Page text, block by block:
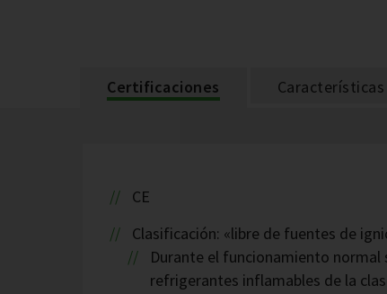
Certificaciones Características
CE
Clasificación: «libre de fuentes de
Durante el funcionamiento normal
refrigerantes inflamables de la